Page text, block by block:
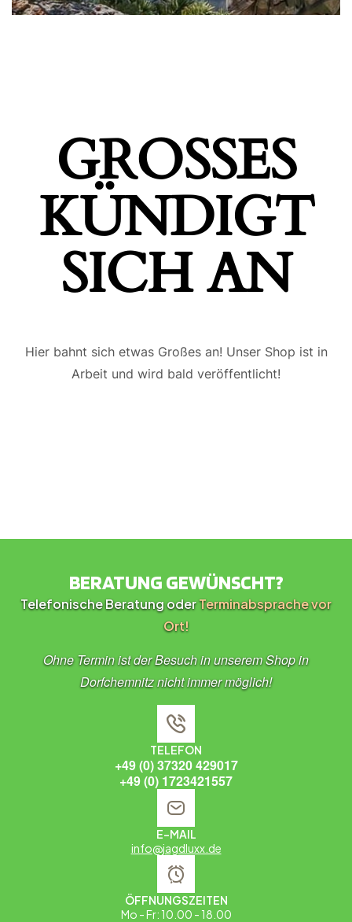
GROSSES K
ÜNDIGT S
ICH AN
Hier bahnt sich etwas Großes an! Unser Shop ist in
Arbeit und wird bald veröffentlicht!
BERATUNG GEWÜNSCHT?
Telefonische Beratung oderTerminabsprache vor
Ort!
Ohne Termin ist der Besuch in unserem Shop in
Dorfchemnitz nicht immer möglich!
TELEFON
+49 (0) 37320 429017
+49 (0) 1723421557
E-MAIL
info@jagdluxx.de
ÖFFNUNGSZEITEN
Mo - Fr: 10.00 - 18.00